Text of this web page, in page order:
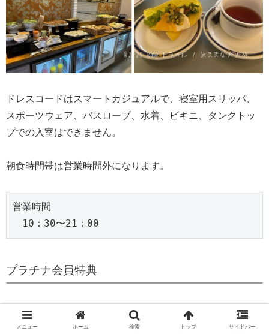
ドレスコードはスマートカジュアルで、寝室用スリッパ、
スポーツウェア、バスローブ、水着、ビキニ、タンクトッ
プでの入室はできません。
朝食時間帯は営業時間外になります。
営業時間
10：30〜21：00
プラチナ会員特典
× ナイトリーアップグレードアワード
申請しましたが、
アップグレードならずでした。
メニュー ホーム 検索 トップ サイドバー